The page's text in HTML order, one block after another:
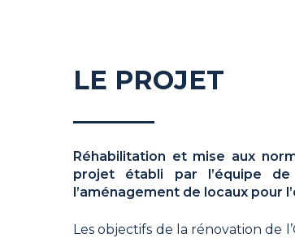
LE PROJET
Réhabilitation et mise aux
projet établi par l’équipe
l’aménagement de locaux pour
Les objectifs de la rénovation de